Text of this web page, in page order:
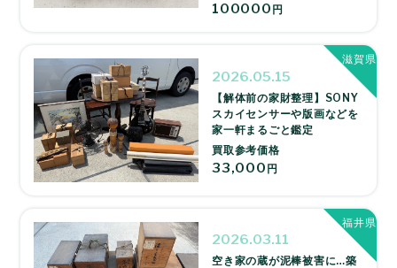
100000 円
2026.05.15
【解体前の家財整理】SONY
スカイセンサーや版画などを
家一軒まるごと鑑定
買取参考価格
33,000 円
滋賀県
2026.03.11
空き家の蔵が泥棒被害に…築
福井県